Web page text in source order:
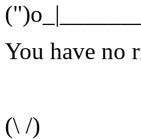
You have no
(\ /)